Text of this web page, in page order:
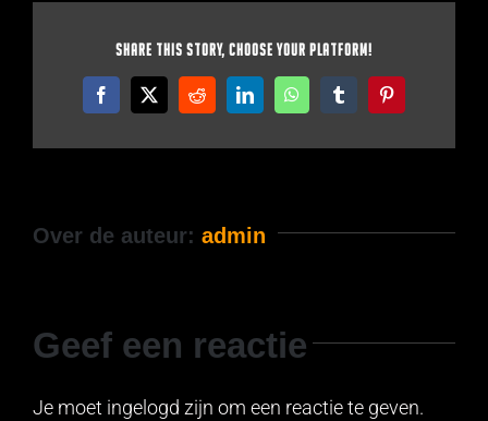
Share This Story, Choose Your Platform!
Facebook
X RedditLinkedInWhatsAppTumblrPinterest
Over de auteur: admin
Geef een reactie
Je moet ingelogd zijn om een reactie te geven.